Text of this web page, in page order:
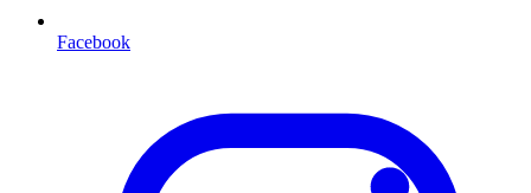
Facebook